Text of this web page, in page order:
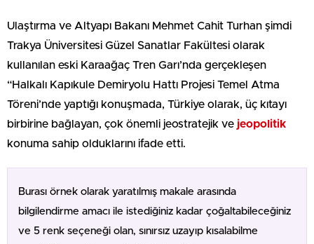
Ulaştırma ve Altyapı Bakanı Mehmet Cahit Turhan şimdi
Trakya Üniversitesi Güzel Sanatlar Fakültesi olarak
kullanılan eski Karaağaç Tren Garı’nda gerçekleşen
“Halkalı Kapıkule Demiryolu Hattı Projesi Temel Atma
Töreni’nde yaptığı konuşmada, Türkiye olarak, üç kıtayı
birbirine bağlayan, çok önemli jeostratejik ve jeopolitik
konuma sahip olduklarını ifade etti.
Burası örnek olarak yaratılmış makale arasında
bilgilendirme amacı ile istediğiniz kadar çoğaltabileceğiniz
ve 5 renk seçeneği olan, sınırsız uzayıp kısalabilme